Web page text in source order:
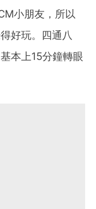
小朋友，所以
好玩。四通八
本上15分鐘轉眼